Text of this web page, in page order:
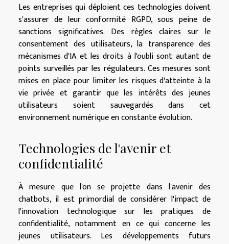
Les entreprises qui déploient ces technologies doivent
s'assurer de leur conformité RGPD, sous peine de
sanctions significatives. Des règles claires sur le
consentement des utilisateurs, la transparence des
mécanismes d'IA et les droits à l'oubli sont autant de
points surveillés par les régulateurs. Ces mesures sont
mises en place pour limiter les risques d'atteinte à la
vie privée et garantir que les intérêts des jeunes
utilisateurs soient sauvegardés dans cet
environnement numérique en constante évolution.
Technologies de l'avenir et
confidentialité
À mesure que l'on se projette dans l'avenir des
chatbots, il est primordial de considérer l'impact de
l'innovation technologique sur les pratiques de
confidentialité, notamment en ce qui concerne les
jeunes utilisateurs. Les développements futurs